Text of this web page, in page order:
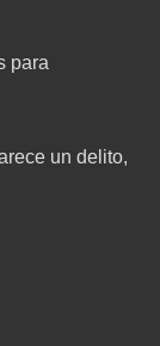
para
un delito,